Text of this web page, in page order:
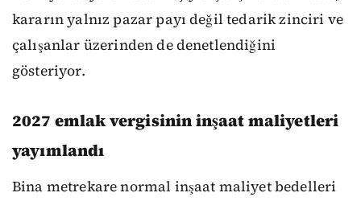
kararın yalnız pazar payı değil tedarik zinciri ve
çalışanlar üzerinden de denetlendiğini
gösteriyor.
2027 emlak vergisinin inşaat maliyetleri
yayımlandı
Bina metrekare normal inşaat maliyet bedelleri